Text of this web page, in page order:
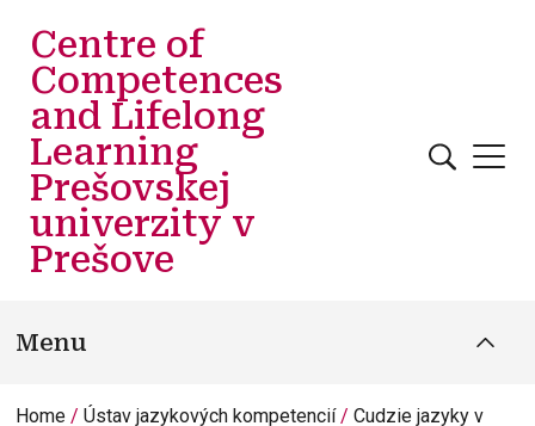
Centre of
Competences
and Lifelong
Learning
Prešovskej
univerzity v
Prešove
Menu
Home Ústav jazykových kompetencií
Cudzie jazyky v